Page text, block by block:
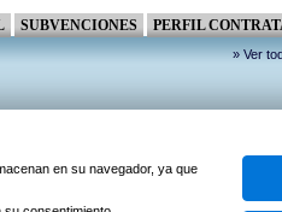
SUBVENCIONES PERFIL
» Ver
en su navegador, ya que